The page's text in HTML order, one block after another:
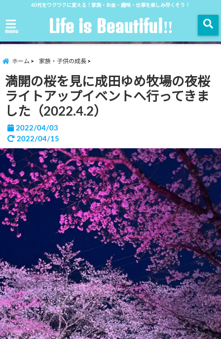
40代をワクワクに変える！家族・お金・趣味・仕事を楽しみ尽くそう！
menu Life is Beautiful‼︎
ホーム 家族・子供の成長
満開の桜を見に成田ゆめ牧場の夜桜
ライトアップイベントへ行ってきま
した（2022.4.2）
2022/04/03
2022/04/15